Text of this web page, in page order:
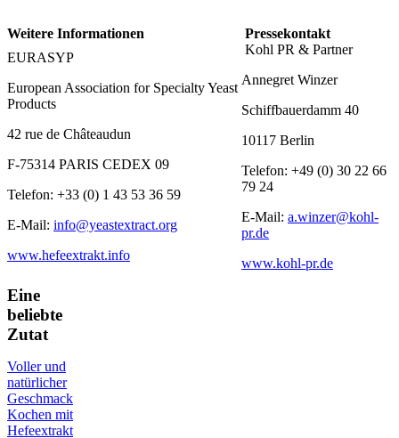
Weitere Informationen
Pressekontakt
EURASYP
European Association for Specialty Yeast
Products
42 rue de Châteaudun
F-75314 PARIS CEDEX 09
Telefon: +33 (0) 1 43 53 36 59
E-Mail: info@yeastextract.org
www.hefeextrakt.info
Kohl PR & Partner
Annegret Winzer
Schiffbauerdamm 40
10117 Berlin
Telefon: +49 (0) 30 22 66
79 24
E-Mail: a.winzer@kohl-
pr.de
www.kohl-pr.de
Eine
beliebte
Zutat
Voller und
natürlicher
Geschmack
Kochen mit
Hefeextrakt